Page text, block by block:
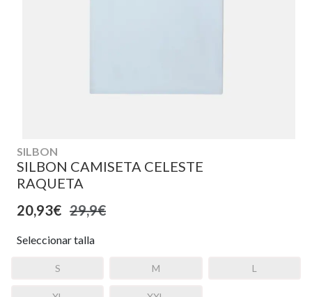
SILBON
SILBON CAMISETA CELESTE
RAQUETA
20,93€ 29,9€
Seleccionar talla
S M L